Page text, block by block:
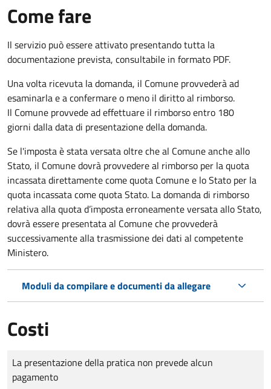
Come fare
Il servizio può essere attivato presentando tutta la
documentazione prevista, consultabile in formato PDF.
Una volta ricevuta la domanda, il Comune provvederà ad
esaminarla e a confermare o meno il diritto al rimborso.
Il Comune provvede ad effettuare il rimborso entro 180
giorni dalla data di presentazione della domanda.
Se l'imposta è stata versata oltre che al Comune anche allo
Stato, il Comune dovrà provvedere al rimborso per la quota
incassata direttamente come quota Comune e lo Stato per la
quota incassata come quota Stato. La domanda di rimborso
relativa alla quota d’imposta erroneamente versata allo Stato,
dovrà essere presentata al Comune che provvederà
successivamente alla trasmissione dei dati al competente
Ministero.
Moduli da compilare e documenti da allegare
Costi
Tipo di pagamento
Importo
La presentazione della pratica non prevede alcun
pagamento